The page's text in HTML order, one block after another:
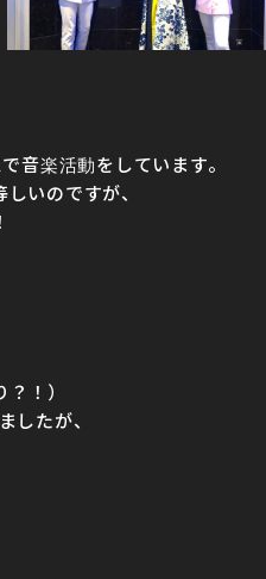
音楽活動をしています。
いのですが、
！）
したが、